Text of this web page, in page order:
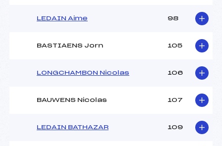
LEDAIN Aime 98
BASTIAENS Jorn 105
LONGCHAMBON Nicolas 106
BAUWENS Nicolas 107
LEDAIN BATHAZAR 109